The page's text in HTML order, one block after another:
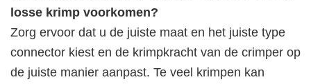
losse krimp voorkomen?
Zorg ervoor dat u de juiste maat en het juiste type
connector kiest en de krimpkracht van de crimper op
de juiste manier aanpast. Te veel krimpen kan